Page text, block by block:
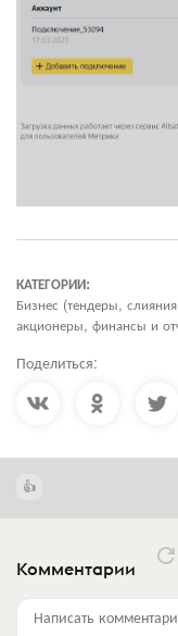
КАТЕГОРИИ:
Бизнес (тендеры,
акционеры, финансы и
Поделиться:
Комментарии
Написать